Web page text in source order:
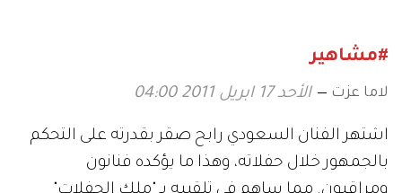
#مشاهير
لاما عزت الأحد 17 ابريل 2011 04:00
اشتهر الفنان السعودي رابح صقر بقدرته على التحكم
بالجمهور خلال حفلاته، وهذا ما يؤكده فنانون